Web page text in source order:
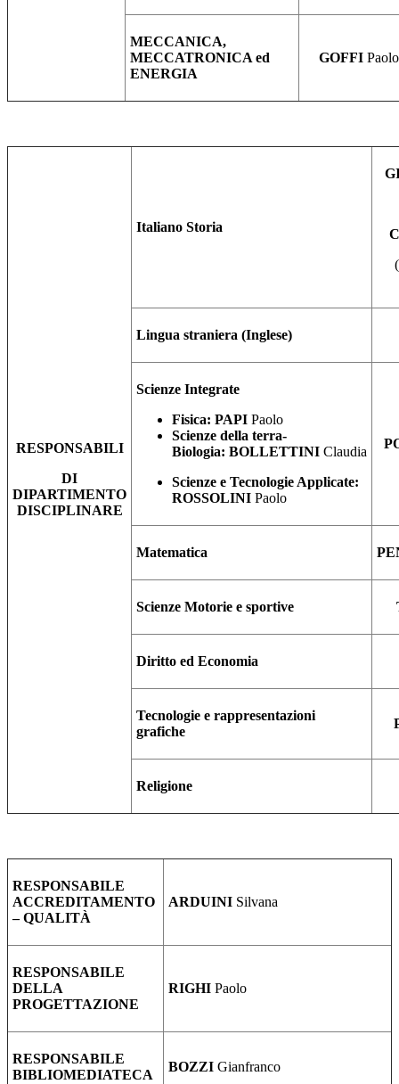
MECCANICA,
MECCATRONICA ed
ENERGIA
GOFFI Paolo
RESPONSABILI
DI
DIPARTIMENTO
DISCIPLINARE
Italiano Storia
Lingua straniera (Inglese)
Scienze Integrate
Fisica: PAPI Paolo
Scienze della terra-
Biologia: BOLLETTINI Claudia
Scienze e Tecnologie Applicate:
ROSSOLINI Paolo
Matematica
Scienze Motorie e sportive
Diritto ed Economia
Tecnologie e rappresentazioni
grafiche
Religione
RESPONSABILE
ACCREDITAMENTO
– QUALITÀ
ARDUINI Silvana
RESPONSABILE
DELLA
PROGETTAZIONE
RIGHI Paolo
RESPONSABILE
BIBLIOMEDIATECA
BOZZI Gianfranco